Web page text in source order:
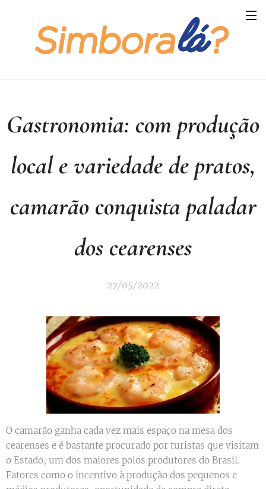
Gastronomia: com produção
local e variedade de pratos,
camarão conquista paladar
dos cearenses
27/05/2022
O camarão ganha cada vez mais espaço na mesa dos
cearenses e é bastante procurado por turistas que visitam
o Estado, um dos maiores polos produtores do Brasil.
Fatores como o incentivo à produção dos pequenos e